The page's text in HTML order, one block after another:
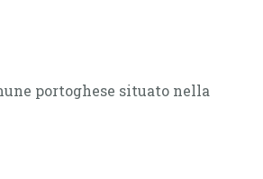
portoghese situato nella